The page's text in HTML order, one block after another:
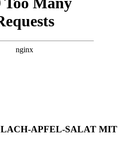
LACH-APFEL-SALAT MIT